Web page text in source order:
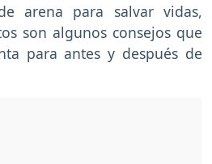
arena para salvar vidas,
son algunos consejos que
para antes y después de